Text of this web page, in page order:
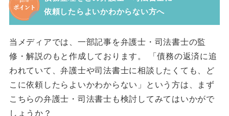
依頼したらよいかわからない方へ
当メディアでは、一部記事を弁護士・司法書士の監
修・解説のもと作成しております。 「債務の返済に追
われていて、弁護士や司法書士に相談したくても、ど
こに依頼したらよいかわからない」という方は、まず
こちらの弁護士・司法書士も検討してみてはいかがで
しょうか？